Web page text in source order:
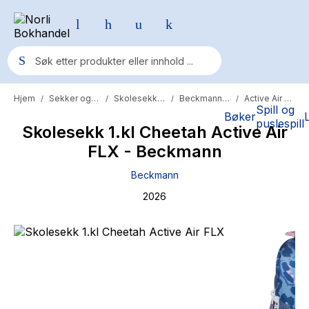
BøkerSpill og
puslespill
Populære søk
Pokemon
Fury Bound - Sable Sorensen
Elizabeth Strout
Hjem / Sekker og skolesaker / Skolesekker / Beckmann sekk / Active Air FLX
Skolesekk 1.kl Cheetah Active Air
FLX - Beckmann
Beckmann
2026